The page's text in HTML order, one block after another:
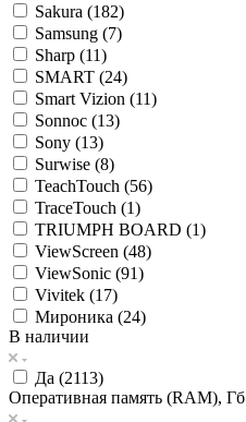
Sakura (182)
Samsung (7)
Sharp (11)
SMART (24)
Smart Vizion (11)
Sonnoc (13)
Sony (13)
Surwise (8)
TeachTouch (56)
TraceTouch (1)
TRIUMPH BOARD (1)
ViewScreen (48)
ViewSonic (91)
Vivitek (17)
Мироника (24)
В наличии
Да (2113)
Оперативная память (RAM), Гб